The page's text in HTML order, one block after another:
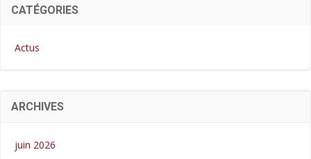
CATÉGORIES
Actus
ARCHIVES
juin 2026